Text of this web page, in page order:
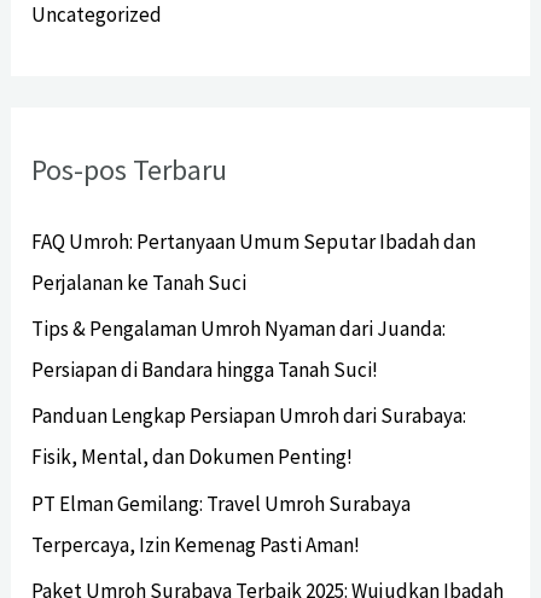
Uncategorized
Pos-pos Terbaru
FAQ Umroh: Pertanyaan Umum Seputar Ibadah dan
Perjalanan ke Tanah Suci
Tips & Pengalaman Umroh Nyaman dari Juanda:
Persiapan di Bandara hingga Tanah Suci!
Panduan Lengkap Persiapan Umroh dari Surabaya:
Fisik, Mental, dan Dokumen Penting!
PT Elman Gemilang: Travel Umroh Surabaya
Terpercaya, Izin Kemenag Pasti Aman!
Paket Umroh Surabaya Terbaik 2025: Wujudkan Ibadah